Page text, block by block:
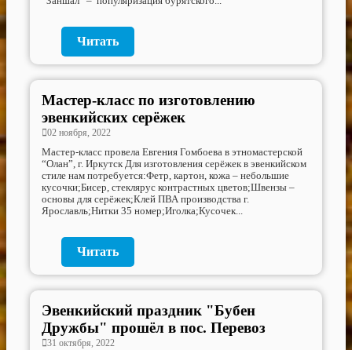
Читать
Мастер-класс по изготовлению
эвенкийских серёжек
02 ноября, 2022
Мастер-класс провела Евгения Гомбоева в этномастерской
“Олан”, г. Иркутск Для изготовления серёжек в эвенкийском
стиле нам потребуется:Фетр, картон, кожа – небольшие
кусочки;Бисер, стеклярус контрастных цветов;Швензы –
основы для серёжек;Клей ПВА производства г.
Ярославль;Нитки 35 номер;Иголка;Кусочек...
Читать
Эвенкийский праздник "Бубен
Дружбы" прошёл в пос. Перевоз
31 октября, 2022